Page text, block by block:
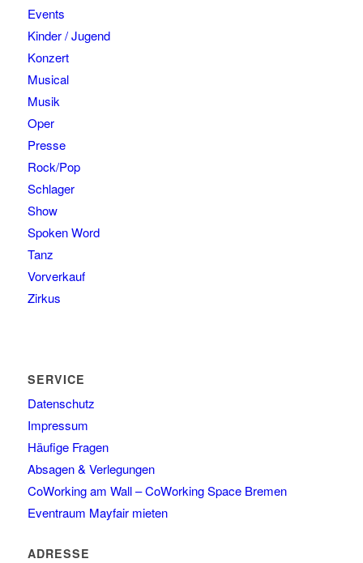
Events
Kinder / Jugend
Konzert
Musical
Musik
Oper
Presse
Rock/Pop
Schlager
Show
Spoken Word
Tanz
Vorverkauf
Zirkus
SERVICE
Datenschutz
Impressum
Häufige Fragen
Absagen & Verlegungen
CoWorking am Wall – CoWorking Space Bremen
Eventraum Mayfair mieten
ADRESSE